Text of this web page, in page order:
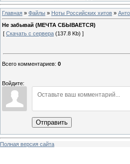
Главная » Файлы » Ноты Российских хитов »
Не забывай (МЕЧТА СБЫВАЕТСЯ)
[ Скачать с сервера (137.8 Kb) ]
Всего комментариев: 0
Войдите:
Отправить
Полная версия сайта